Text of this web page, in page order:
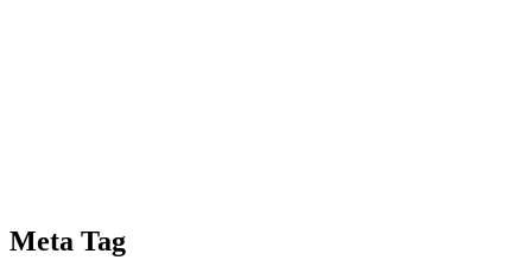
Meta Tag